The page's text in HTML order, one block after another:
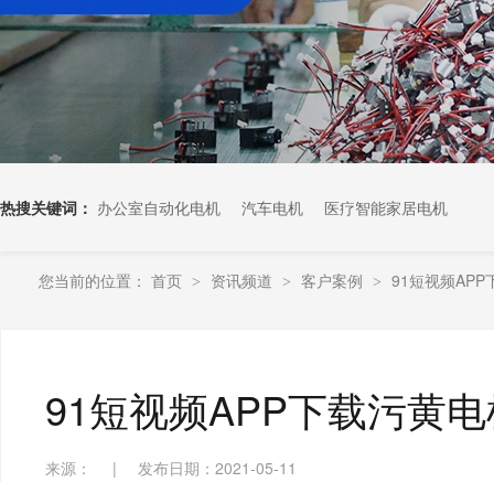
热搜关键词： 办公室自动化电机 汽车电机 医疗智能家居电机
您当前的位置： 首页 > 资讯频道 > 客户案例 > 91短视频APP
91短视频APP下载污黄
来源： | 发布日期：2021-05-11